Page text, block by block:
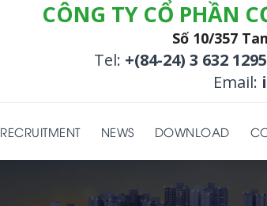
CÔNG TY CỔ PHẦN
Số 10/357
Tel: +(84-24) 3 632 1295
Email:
RECRUITMENT NEWS DOWNLOAD